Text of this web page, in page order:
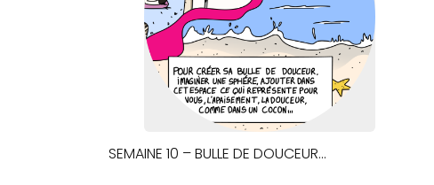
SEMAINE 10 – BULLE DE DOUCEUR…